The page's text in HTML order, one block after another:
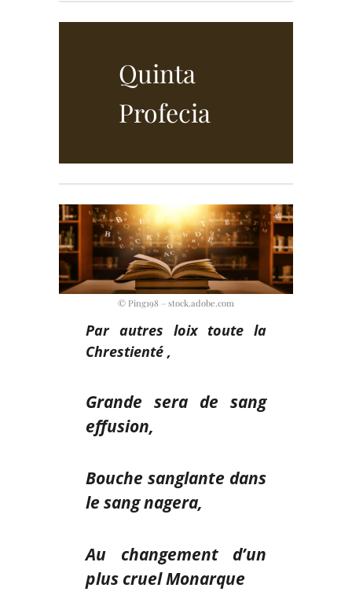
Quinta
Profecia
© Ping198 – stock.adobe.com
Par autres loix toute la
Chrestienté ,
Grande sera de sang
effusion,
Bouche sanglante dans
le sang nagera,
Au changement d’un
plus cruel Monarque